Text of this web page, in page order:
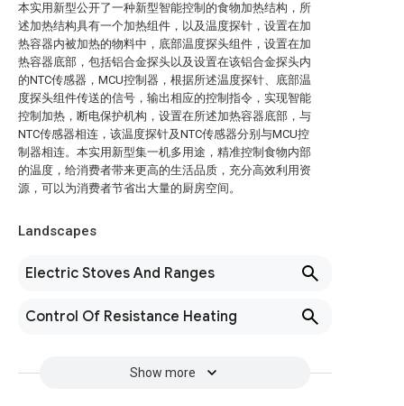
本实用新型公开了一种新型智能控制的食物加热结构，所
述加热结构具有一个加热组件，以及温度探针，设置在加
热容器内被加热的物料中，底部温度探头组件，设置在加
热容器底部，包括铝合金探头以及设置在该铝合金探头内
的NTC传感器，MCU控制器，根据所述温度探针、底部温
度探头组件传送的信号，输出相应的控制指令，实现智能
控制加热，断电保护机构，设置在所述加热容器底部，与
NTC传感器相连，该温度探针及NTC传感器分别与MCU控
制器相连。本实用新型集一机多用途，精准控制食物内部
的温度，给消费者带来更高的生活品质，充分高效利用资
源，可以为消费者节省出大量的厨房空间。
Landscapes
Electric Stoves And Ranges
Control Of Resistance Heating
Show more